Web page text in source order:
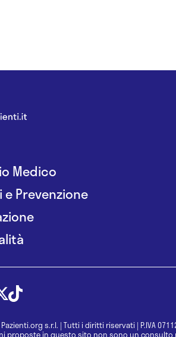
Medico
e Prevenzione
s.r.l. | Tutti i diritti riservati | P.IVA
proposte in questo sito non sono un